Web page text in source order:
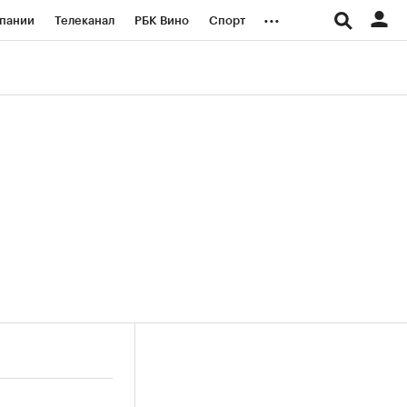
Телеканал РБК Вино Спорт ...